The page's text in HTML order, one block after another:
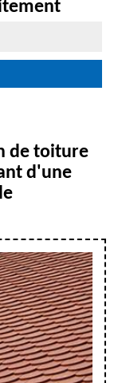
de toiture
d'une